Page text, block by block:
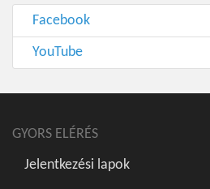
Facebook
YouTube
GYORS ELÉRÉS
Jelentkezési lapok